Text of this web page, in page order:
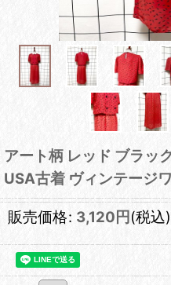
アート柄 レッド ブラッ
USA古着 ヴィンテージ
販売価格: 3,120 円 (税込)